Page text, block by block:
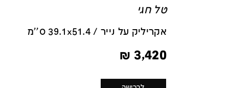
טל חגי
אקריליק על נייר / 39.1x51.4 ס''מ
3,420
₪